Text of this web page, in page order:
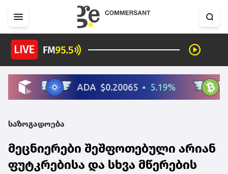
საზოგადოება
მეცნიერები შეშფოთებული არიან
ფუტკრებისა და სხვა მწერების